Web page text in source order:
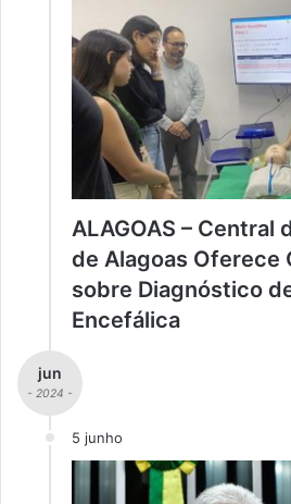
ALAGOAS – Central
de Alagoas Oferece
sobre Diagnóstico
Encefálica
jun
- 2024 -
5 junho